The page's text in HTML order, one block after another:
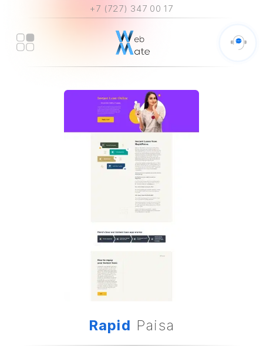
+7 (727) 347 00 17
Rapid Paisa